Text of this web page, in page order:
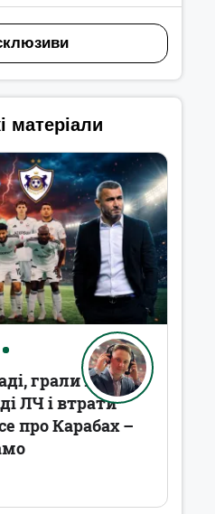
матеріали
грали в
ЛЧ і втрати
про Карабах –